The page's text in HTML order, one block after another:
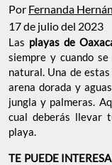
Por Fernanda
17 de julio del 2023
Las playas de
siempre y cuando
natural. Una de
arena dorada y
jungla y palmeras.
cual deberás llevar
playa.
TE PUEDE